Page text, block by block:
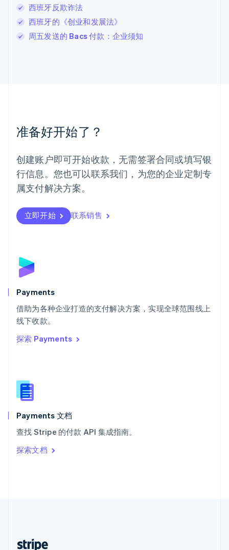
西班牙反欺诈法
西班牙的《创业和发展法》
周五发送的 Bacs 付款：企业须知
准备好开始了？
创建账户即可开始收款，无需签署合同或填写银
行信息。您也可以联系我们，为您的企业定制专
属支付解决方案。
立即开始 联系销售
Payments
借助为各种企业打造的支付解决方案，实现全球范围线上
线下收款。
探索 Payments
Payments 文档
查找 Stripe 的付款 API 集成指南。
探索文档
卢森堡
罗马尼亚
English
挪威
葡萄牙
Português English
日本
日本語English
瑞典
瑞士
DeutschFrançais
English
斯洛文尼亚
泰国
ไทยEnglish
希腊
English
西班牙
新西兰
English
匈牙利
English
ItalianoEnglish
印度
English